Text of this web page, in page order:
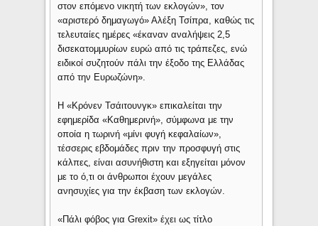
στον επόμενο νικητή των εκλογών», τον
«αριστερό δημαγωγό» Αλέξη Τσίπρα, καθώς τις
τελευταίες ημέρες «έκαναν αναλήψεις 2,5
δισεκατομμυρίων ευρώ από τις τράπεζες, ενώ
ειδικοί συζητούν πάλι την έξοδο της Ελλάδας
από την Ευρωζώνη».
Η «Κρόνεν Τσάιτουνγκ» επικαλείται την
εφημερίδα «Καθημερινή», σύμφωνα με την
οποία η τωρινή «μίνι φυγή κεφαλαίων»,
τέσσερις εβδομάδες πριν την προσφυγή στις
κάλπες, είναι ασυνήθιστη και εξηγείται μόνον
με το ό,τι οι άνθρωποι έχουν μεγάλες
ανησυχίες για την έκβαση των εκλογών.
«Πάλι φόβος για Grexit» έχει ως τίτλο